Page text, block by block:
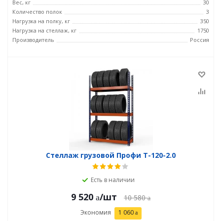
Вес, кг
30
Количество полок
3
Нагрузка на полку, кг
350
Нагрузка на стеллаж, кг
1750
Производитель
Россия
Стеллаж грузовой Профи Т-120-2.0
Есть в наличии
9 520 /шт 10 580
Экономия 1 060